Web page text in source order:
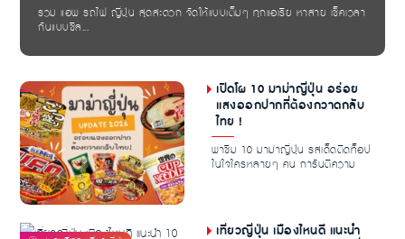
รวม แอพ รถไฟ ญี่ปุ่น สุดสะดวก จัดให้แบบเต็มๆ ทุกแอเรีย หาสาย เช็คเวลา
กันแบบชิล...
เปิดโผ 10 มาม่าญี่ปุ่น อร่อย
แสงออกปากที่ต้องกวาดกลับ
ไทย !
พาชิม 10 มาม่าญี่ปุ่น รสเด็ดติดท็อป
ในใจใครหลายๆ คน การันตีความ
เที่ยวญี่ปุ่น เมืองไหนดี แนะนำ